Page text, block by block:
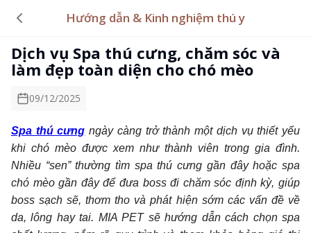
Hướng dẫn & Kinh nghiệm thú y
Dịch vụ Spa thú cưng, chăm sóc và
làm đẹp toàn diện cho chó mèo
09/12/2025